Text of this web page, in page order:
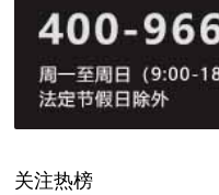
关注热榜